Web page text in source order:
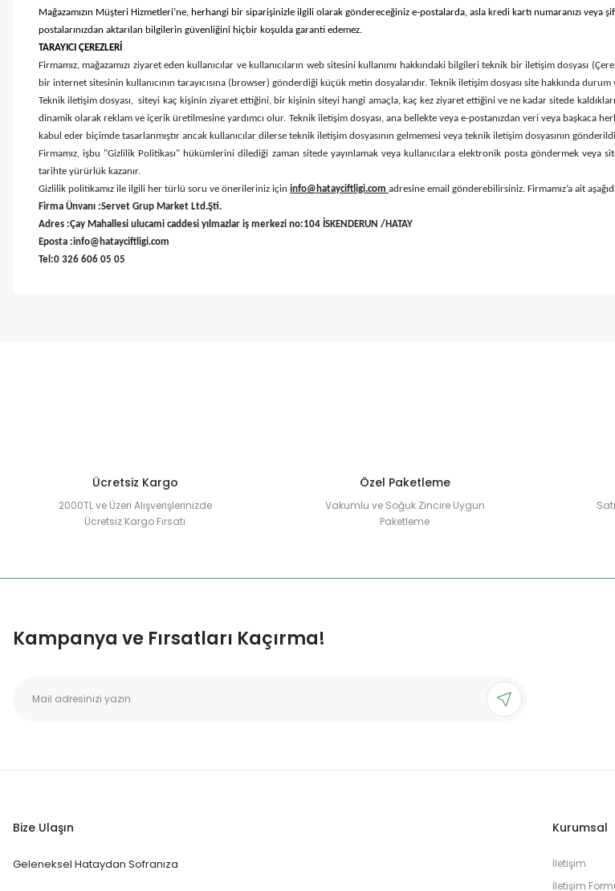
Mağazamızın Müşteri Hizmetleri’ne, herhangi bir siparişinizle ilgili olarak göndereceğiniz e-postalarda, asla kredi kartı numaranızı
postalarınızdan aktarılan bilgilerin güvenliğini hiçbir koşulda garanti edemez.
TARAYICI ÇEREZLERİ
Firmamız, mağazamızı ziyaret eden kullanıcılar ve kullanıcıların web sitesini kullanımı hakkındaki bilgileri teknik bir iletişim dosyası
bir internet sitesinin kullanıcının tarayıcısına (browser) gönderdiği küçük metin dosyalarıdır. Teknik iletişim dosyası site hakkında
Teknik iletişim dosyası, siteyi kaç kişinin ziyaret ettiğini, bir kişinin siteyi hangi amaçla, kaç kez ziyaret ettiğini ve ne kadar sitede
dinamik olarak reklam ve içerik üretilmesine yardımcı olur. Teknik iletişim dosyası, ana bellekte veya e-postanızdan veri veya başkaca
kabul eder biçimde tasarlanmıştır ancak kullanıcılar dilerse teknik iletişim dosyasının gelmemesi veya teknik iletişim dosyasının
Firmamız, işbu "Gizlilik Politikası" hükümlerini dilediği zaman sitede yayınlamak veya kullanıcılara elektronik posta göndermek veya
tarihte yürürlük kazanır.
Gizlilik politikamız ile ilgili her türlü soru ve önerileriniz için info@hatayciftligi.com adresine email gönderebilirsiniz. Firmamız’a ait
Firma Ünvanı :Servet Grup Market Ltd.Şti.
Adres :Çay Mahallesi ulucami caddesi yılmazlar iş merkezi no:104 İSKENDERUN /HATAY
Eposta :info@hatayciftligi.com
Tel:0 326 606 05 05
Ücretsiz Kargo
2000TL ve Üzeri Alışverişlerinizde
Ücretsiz Kargo Fırsatı
Özel Paketleme
Vakumlu ve Soğuk Zincire Uygun
Paketleme
Kampanya ve Fırsatları Kaçırma!
Bize Ulaşın
Geleneksel Hataydan Sofranıza
Kurumsal
İletişim
İletişim